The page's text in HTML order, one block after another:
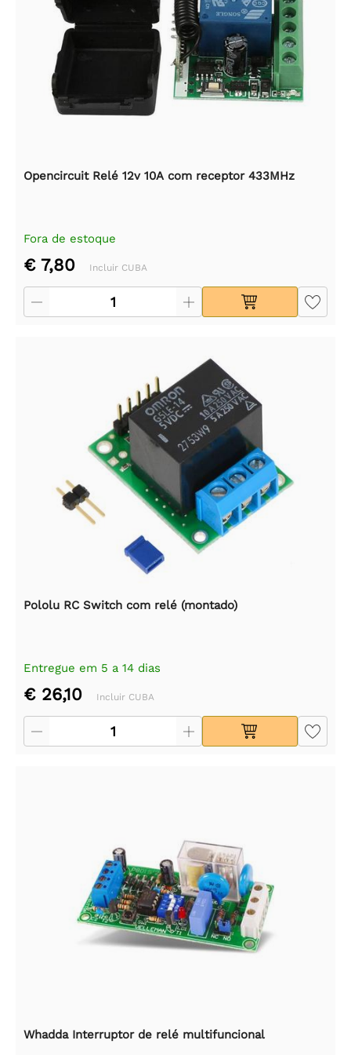
Opencircuit Relé 12v 10A com receptor 433MHz
Fora de estoque
€ 7,80 Incluir CUBA
Pololu RC Switch com relé (montado)
Entregue em 5 a 14 dias
€ 26,10 Incluir CUBA
Whadda Interruptor de relé multifuncional